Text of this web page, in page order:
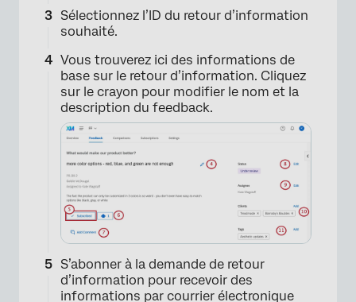
Sélectionnez l’ID du retour d’information
souhaité.
Vous trouverez ici des informations de
base sur le retour d’information. Cliquez
sur le crayon pour modifier le nom et la
description du feedback.
S’abonner à la demande de retour
d’information pour recevoir des
informations par courrier électronique